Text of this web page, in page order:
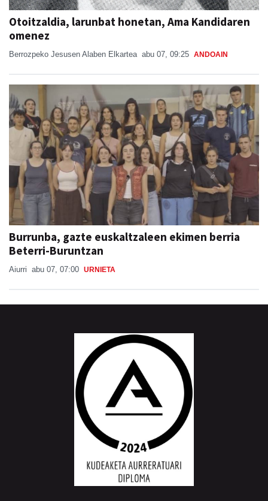
Otoitzaldia, larunbat honetan, Ama Kandidaren
omenez
Berrozpeko Jesusen Alaben Elkartea abu 07, 09:25 ANDOAIN
Burrunba, gazte euskaltzaleen ekimen berria
Beterri-Buruntzan
Aiurri abu 07, 07:00 URNIETA